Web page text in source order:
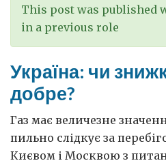
This post was published
in a previous role
Україна: чи
добре?
Газ має величезне
пильно слідкує за
Києвом і Москвою з